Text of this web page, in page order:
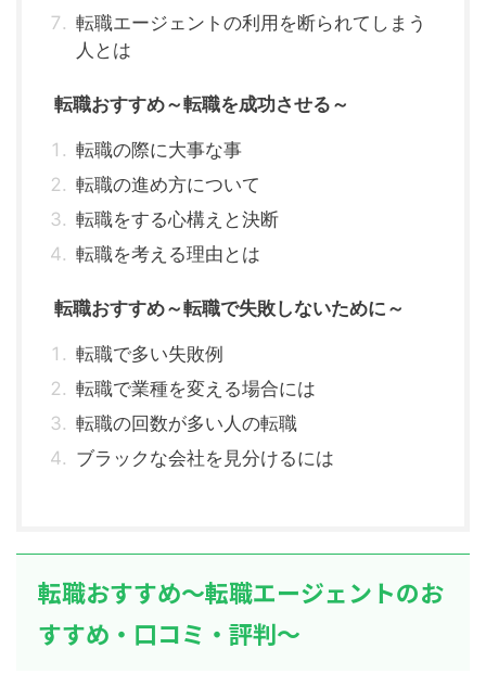
転職エージェントの利用を断られてしまう
人とは
転職おすすめ～転職を成功させる～
転職の際に大事な事
転職の進め方について
転職をする心構えと決断
転職を考える理由とは
転職おすすめ～転職で失敗しないために～
転職で多い失敗例
転職で業種を変える場合には
転職の回数が多い人の転職
ブラックな会社を見分けるには
転職おすすめ～転職エージェントのお
すすめ・口コミ・評判～